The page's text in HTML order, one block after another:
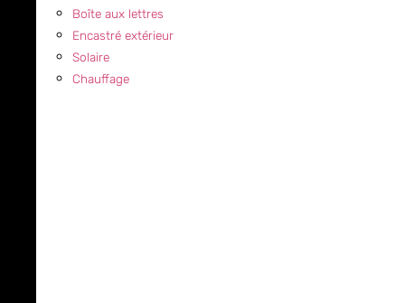
Boîte aux lettres
Encastré extérieur
Solaire
Chauffage